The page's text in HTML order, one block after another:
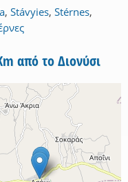
, Stávyies, Stérnes,
από το Διονύσι